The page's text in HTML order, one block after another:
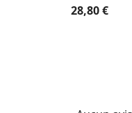
28,80 €